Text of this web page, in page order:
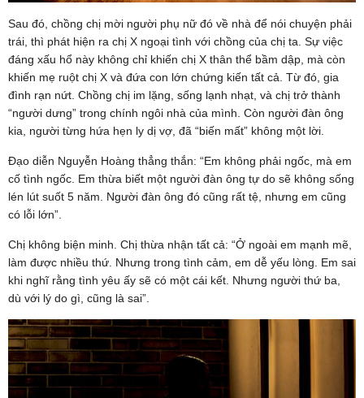
Sau đó, chồng chị mời người phụ nữ đó về nhà để nói chuyện phải
trái, thì phát hiện ra chị X ngoại tình với chồng của chị ta. Sự việc
đáng xấu hổ này không chỉ khiến chị X thân thể bầm dập, mà còn
khiến mẹ ruột chị X và đứa con lớn chứng kiến tất cả. Từ đó, gia
đình rạn nứt. Chồng chị im lặng, sống lạnh nhạt, và chị trở thành
“người dưng” trong chính ngôi nhà của mình. Còn người đàn ông
kia, người từng hứa hẹn ly dị vợ, đã “biến mất” không một lời.
Đạo diễn Nguyễn Hoàng thẳng thắn: “Em không phải ngốc, mà em
cố tình ngốc. Em thừa biết một người đàn ông tự do sẽ không sống
lén lút suốt 5 năm. Người đàn ông đó cũng rất tệ, nhưng em cũng
có lỗi lớn”.
Chị không biện minh. Chị thừa nhận tất cả: “Ở ngoài em mạnh mẽ,
làm được nhiều thứ. Nhưng trong tình cảm, em dễ yếu lòng. Em sai
khi nghĩ rằng tình yêu ấy sẽ có một cái kết. Nhưng người thứ ba,
dù với lý do gì, cũng là sai”.